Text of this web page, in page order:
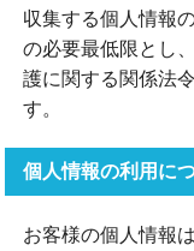
収集する個人情報
の必要最低限とし
護に関する関係法
す。
個人情報の利用に
お客様の個人情報